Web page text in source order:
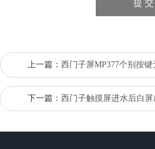
上一篇： 西门子屏MP377个别按
下一篇： 西门子触摸屏进水后白